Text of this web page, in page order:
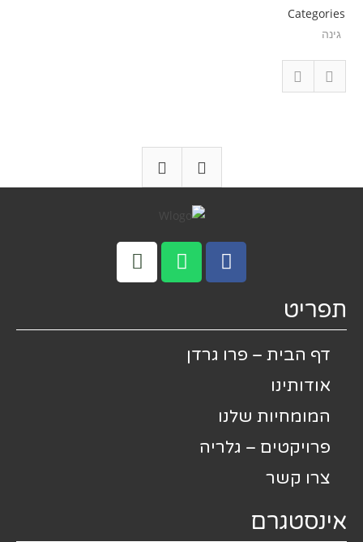
Categories
גינה
תפריט
דף הבית – פרו גרדן
אודותינו
המומחיות שלנו
פרויקטים – גלריה
צרו קשר
אינסטגרם